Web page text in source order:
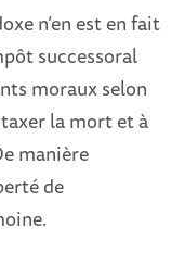
n’en est en fait
successoral
moraux selon
la mort et à
manière
de